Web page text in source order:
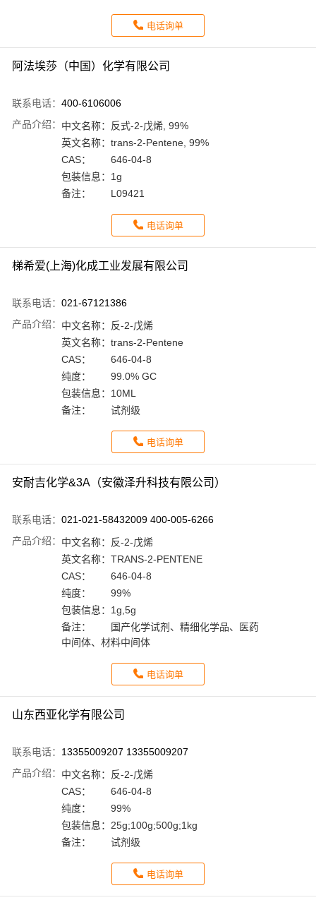
电话询单
阿法埃莎（中国）化学有限公司
联系电话： 400-6106006
产品介绍： 中文名称： 反式-2-戊烯, 99%
英文名称： trans-2-Pentene, 99%
CAS：
646-04-8
包装信息： 1g
备注：
L09421
电话询单
梯希爱(上海)化成工业发展有限公司
联系电话： 021-67121386
产品介绍： 中文名称： 反-2-戊烯
英文名称： trans-2-Pentene
CAS：
646-04-8
纯度：
99.0% GC
包装信息： 10ML
备注：
试剂级
电话询单
安耐吉化学&3A（安徽泽升科技有限公司）
联系电话： 021-021-58432009 400-005-6266
产品介绍： 中文名称： 反-2-戊烯
英文名称： TRANS-2-PENTENE
CAS：
646-04-8
纯度：
99%
包装信息： 1g,5g
备注：
国产化学试剂、精细化学品、医药
中间体、材料中间体
电话询单
山东西亚化学有限公司
联系电话： 13355009207 13355009207
产品介绍： 中文名称： 反-2-戊烯
CAS：
646-04-8
纯度：
99%
包装信息： 25g;100g;500g;1kg
备注：
试剂级
电话询单